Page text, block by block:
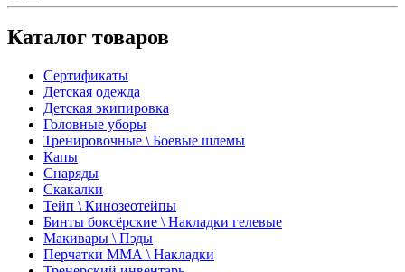
Каталог товаров
Сертификаты
Детская одежда
Детская экипировка
Головные уборы
Тренировочные \ Боевые шлемы
Капы
Снаряды
Скакалки
Тейп \ Кинозеотейпы
Бинты боксёрские \ Накладки гелевые
Макивары \ Пэды
Перчатки ММА \ Накладки